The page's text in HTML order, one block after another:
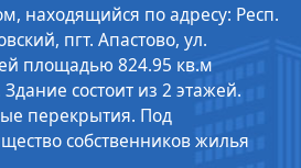
находящийся по адресу: Респ.
пгт. Апастово, ул.
площадью 824.95 кв.м
состоит из 2 этажей.
перекрытия. Под
собственников жилья